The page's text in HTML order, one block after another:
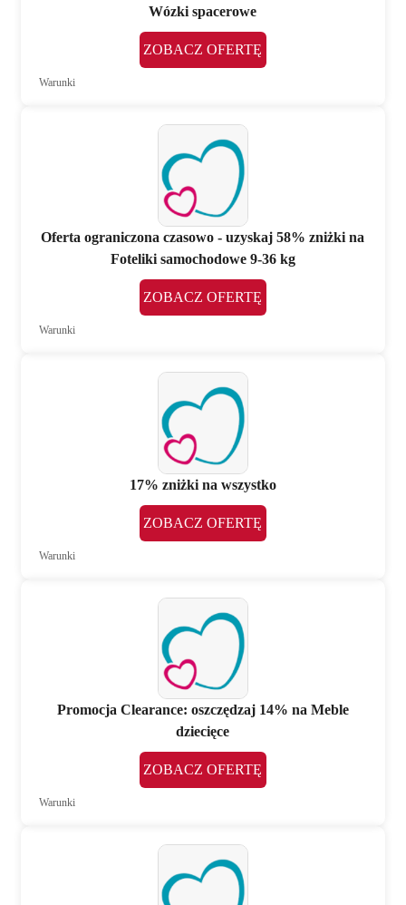
Wózki spacerowe
ZOBACZ OFERTĘ
Warunki
Oferta ograniczona czasowo - uzyskaj 58% zniżki na
Foteliki samochodowe 9-36 kg
ZOBACZ OFERTĘ
Warunki
17% zniżki na wszystko
ZOBACZ OFERTĘ
Warunki
Promocja Clearance: oszczędzaj 14% na Meble
dziecięce
ZOBACZ OFERTĘ
Warunki